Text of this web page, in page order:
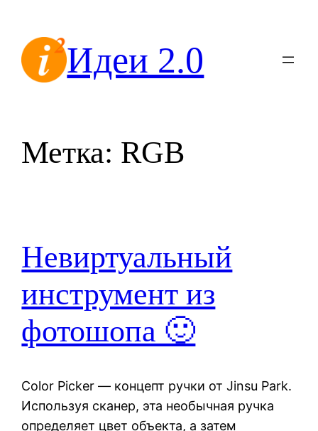
содержимомуИдеи 2.0
Метка: RGB
Невиртуальный
инструмент из
фотошопа 🙂
Color Picker — концепт ручки от Jinsu Park.
Используя сканер, эта необычная ручка
определяет цвет объекта, а затем